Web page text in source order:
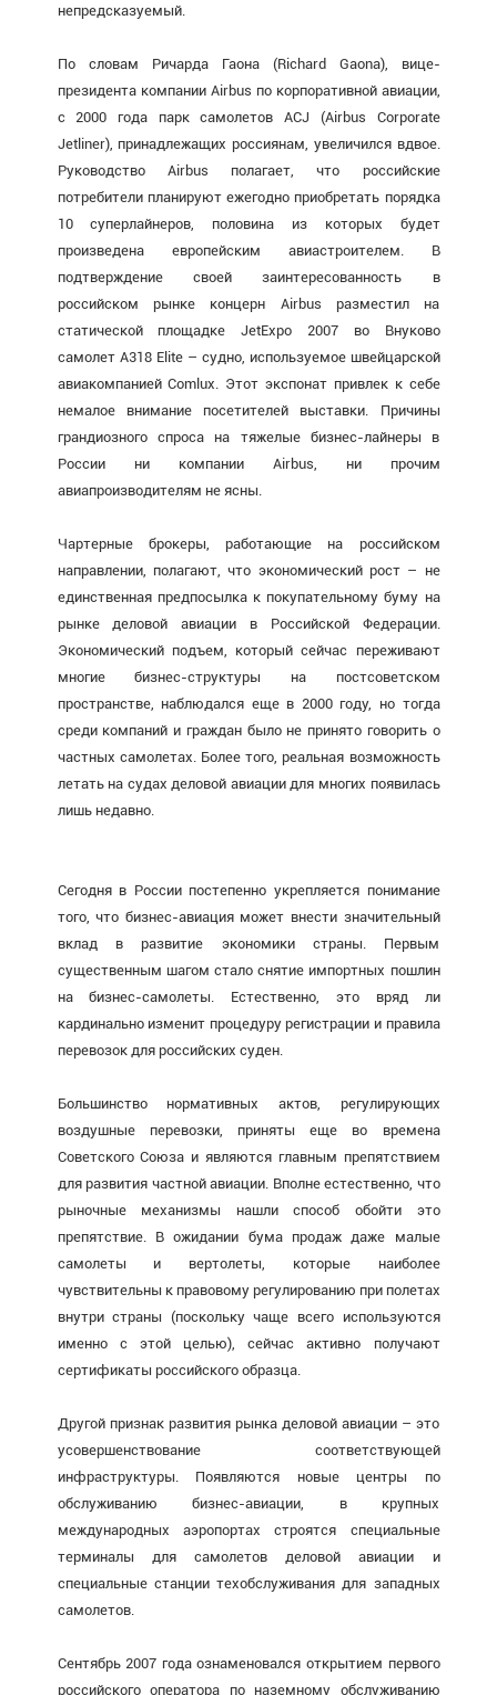
непредсказуемый.
По словам Ричарда Гаона (Richard Gaona), вице-
президента компании Airbus по корпоративной авиации,
с 2000 года парк самолетов ACJ (Airbus Corporate
Jetliner), принадлежащих россиянам, увеличился вдвое.
Руководство Airbus полагает, что российские
потребители планируют ежегодно приобретать порядка
10 суперлайнеров, половина из которых будет
произведена европейским авиастроителем. В
подтверждение своей заинтересованность в
российском рынке концерн Airbus разместил на
статической площадке JetExpo 2007 во Внуково
самолет A318 Elite – судно, используемое швейцарской
авиакомпанией Comlux. Этот экспонат привлек к себе
немалое внимание посетителей выставки. Причины
грандиозного спроса на тяжелые бизнес-лайнеры в
России ни компании Airbus, ни прочим
авиапроизводителям не ясны.
Чартерные брокеры, работающие на российском
направлении, полагают, что экономический рост – не
единственная предпосылка к покупательному буму на
рынке деловой авиации в Российской Федерации.
Экономический подъем, который сейчас переживают
многие бизнес-структуры на постсоветском
пространстве, наблюдался еще в 2000 году, но тогда
среди компаний и граждан было не принято говорить о
частных самолетах. Более того, реальная возможность
летать на судах деловой авиации для многих появилась
лишь недавно.
Сегодня в России постепенно укрепляется понимание
того, что бизнес-авиация может внести значительный
вклад в развитие экономики страны. Первым
существенным шагом стало снятие импортных пошлин
на бизнес-самолеты. Естественно, это вряд ли
кардинально изменит процедуру регистрации и правила
перевозок для российских суден.
Большинство нормативных актов, регулирующих
воздушные перевозки, приняты еще во времена
Советского Союза и являются главным препятствием
для развития частной авиации. Вполне естественно, что
рыночные механизмы нашли способ обойти это
препятствие. В ожидании бума продаж даже малые
самолеты и вертолеты, которые наиболее
чувствительны к правовому регулированию при полетах
внутри страны (поскольку чаще всего используются
именно с этой целью), сейчас активно получают
сертификаты российского образца.
Другой признак развития рынка деловой авиации – это
усовершенствование соответствующей
инфраструктуры. Появляются новые центры по
обслуживанию бизнес-авиации, в крупных
международных аэропортах строятся специальные
терминалы для самолетов деловой авиации и
специальные станции техобслуживания для западных
самолетов.
Сентябрь 2007 года ознаменовался открытием первого
российского оператора по наземному обслуживанию